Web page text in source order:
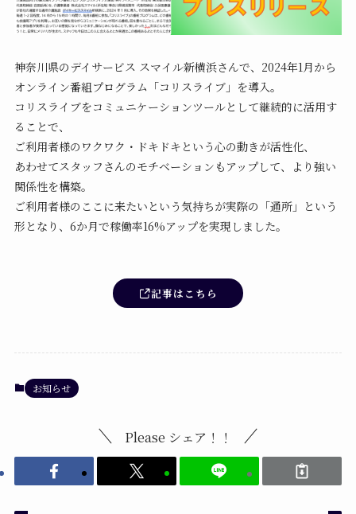
神奈川県のデイサービス スマイル新横浜さんで、2024年1月から
オンライン番組プログラム「コリスライブ」を導入。
コリスライブをコミュニケーションツールとして継続的に活用す
ることで、
ご利用者様のワクワク・ドキドキという心の動きが活性化、
あわせてスタッフさんのモチベーションもアップして、より強い
関係性を構築。
ご利用者様のここに来たいという気持ちが実際の「通所」という
形となり、6か月で稼働率16%アップを実現しました。
記事はこちら
お知らせ
Please シェア！！